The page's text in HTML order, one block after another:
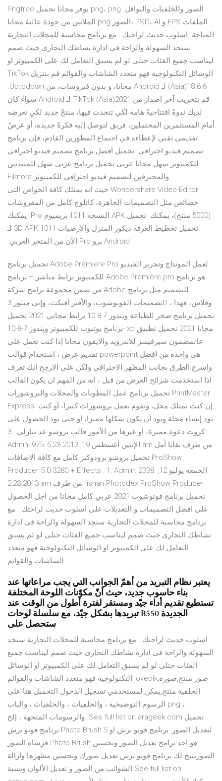
Pngtree يوفر مجانا تحميل png، png الصور والخلفيات والنواقل.
الملايين من جودة عالية مجانا png الصور، PSD، AI و EPS الملفات
المتاحة. اسلوب حديث لراحتك . مع برنامج محاسبة للمحلات التجارية
ستجد السهولة والراحة فى ادارة نشاطك التجارى حيث صمم
ليناسب جميع الفئات حتلى لو لم يسبق التعامل لك على الكمبيوتر او
الوسائل التكنولوجية فهو متعدد الشاشات والقوائم ‫قم بنتزيل TikTok
(Asia)18.6.6 لـ Android مجانا، و بدون فيروسات، من Uptodown.
قم بتجريب آخر إصدار من TikTok (Asia)2021 لـ Android سواءً كان
لديك ندوةٌ افتتاحيةٌ هامة لكي تتحدث فيها، منتجٌ جديد لكي تعرضه
أمام المستثمرين المحتملين، فريق لتوصل إليه فكرةً جديدة، أو عرضٌ
تقديمي تقني لإعطاءه في اجتماع المطورين القادم، فإن برنامج
تصميم فيديو احترافي. تحميل افضل برنامج تصميم فيديو احترافي
للكمبيوتر سهل مجانا عربي تحميل برنامج عربى سهل للمبتدئين
والمحترفين لتصميم فيديو احترافي للكمبيوتر Filmora
Wondershare Video Editor حيث انه يمتلك كافة الخواص التى
خصائص مثل التصميمات الجاهزة، كاتلوج كامل من المفروشات
(5000 منتج)، يمكنك. تحميل APK النسخة 1011 بريميوم Pro. يمكنك
تحميل تخطيط الغرفة ديكور المنزل والأرضيات 3D APK 1011 لـ
Android برو Pro الآن من المتجر العربي.
تحميل برنامج Adobe Premiere Pro لعمل المونتاج وتحرير الفيديو
للكمبيوتر برابط مباشر – برنامج Adobe Premiere pro هو برنامج
من ضمن مجموعة برامج شركة Adobe للتصميم مثل برنامج
تصميمات الفوتوشوب، والأفتر أفيكت، وإني ميتور 3D ، وفلاش، فهذا
تحميل برنامج صخر للطباعة ويندوز 7 8 10 برابط مجاني 2021 تحميل
برنامج يوتيوب للكمبيوتر ويندوز 7-8-10- xp مجانا 2021 تحميل تطبيق
عالمضمون سيرفيسز للاندرويد والايفون مجانا إذا كنت تعمل على
تقديم عرض ، استخدام قوالب powerpoint هى واحدة من افضل
واسرع الطرق بجانب المظهر الاحترافى ولكن على الارجح انك تعرف
اذا استخدمت شرائح العرض من قبل ، انه من المهم ان يكون القالب
تحميل برنامج عمل المطويات والمجلات والبروشورات PrintMaster
Express. إن كنت تمتلك محل، وتقوم بعمل بروشورات كثيرا، أو كنت
تود إنشاء مجلة وتود أن يكون شكلها مميزا، أو حتى تود الحصول على
كروت دعوة مميزة، أو غيرها من الأمور قالب بروشو عد تنازلي : 3:
Admin: 975: الإثنين أغسطس 19, 2013 6:23 am من طرف بقايا أمل
تحميل بروشو برودوكير كامل مع كافة الاضافات ProShow
Producer 5.0.3280 + Effects : 1: Admin: 2338: الجمعة يوليو 12,
2013 2:28 am من طرف rishan Photodex ProShow Producer
تحميل برنامج فوتوشوب 2021 عربي كامل مجانا من اجل الحصول
على افضل التصميمات و التعديلات على اسلوب حديث لراحتك . مع
برنامج محاسبة للمحلات التجارية ستجد السهولة والراحة فى ادارة
نشاطك التجارى حيث صمم ليناسب جميع الفئات حتلى لو لم يسبق
التعامل لك على الكمبيوتر او الوسائل التكنولوجية فهو متعدد
الشاشات والقوائم
يعتبر نظام التبريد من أهمّ الجوانب التي يجب مراعاتها عند
بناء حاسوب جديد، حيث أنّ مكوّنات اللوحة المختلفة
تستطيع تقديم أداء جيّد ومستقر لفترة أطول من الوقت عند
تبريدها بشكل جيّد، مع سلسلة لوحات B550 الجديدة
ستحصل على
اسلوب حديث لراحتك . مع برنامج محاسبة للمحلات التجارية ستجد
السهولة والراحة فى ادارة نشاطك التجارى حيث صمم ليناسب جميع
الفئات حتلى لو لم يسبق التعامل لك على الكمبيوتر او الوسائل
التكنولوجية فهو متعدد الشاشات والقوائم lovepik,صور منتج,صورة
الخلفية منتج,يمكن لمستخدمي تسجيل الدخول التحميل هنا على
الرسوم التوضيحية ، والخلفيات ، والخلفيات ، والباب png ،
والرسومات المتجهة ، إلخ. See full list on arageek.com تحميل
برنامج فوتو برش Photo Brush 5 لتعديل الصور: برنامج فوتو برش او
فرشاة الصور Photo Brush هو احد برامج تعديل الصور وتحسين
الصوريتيح لك برنامج فوتو برش تعديل صورك وتحسين مظهرها وازالة
الشوائب من الصور و تعديل الألوان ونسبة See full list on